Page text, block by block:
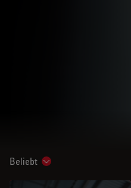
Beliebt Show subnavigation